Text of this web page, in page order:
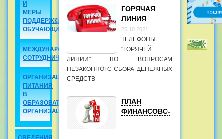
И
МЕРЫ
ПОДДЕРЖКИ
ОБУЧАЮЩИХСЯ
МЕЖДУНАРОДНОЕ
СОТРУДНИЧЕСТВО
ОРГАНИЗАЦИЯ
ПИТАНИЯ
В
ОБРАЗОВАТЕЛЬНОЙ
ОРГАНИЗАЦИИ
СВЕДЕНИЯ
ГОРЯЧАЯ
ЛИНИЯ
25.10.2021
ТЕЛЕФОНЫ
"ГОРЯЧЕЙ
ЛИНИИ" ПО ВОПРОСАМ
НЕЗАКОННОГО СБОРА ДЕНЕЖНЫХ
СРЕДСТВ
ПЛАН
ФИНАНСОВО-